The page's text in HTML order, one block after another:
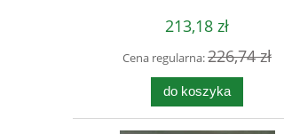
213,18 zł
Cena regularna:226,74 zł
do koszyka